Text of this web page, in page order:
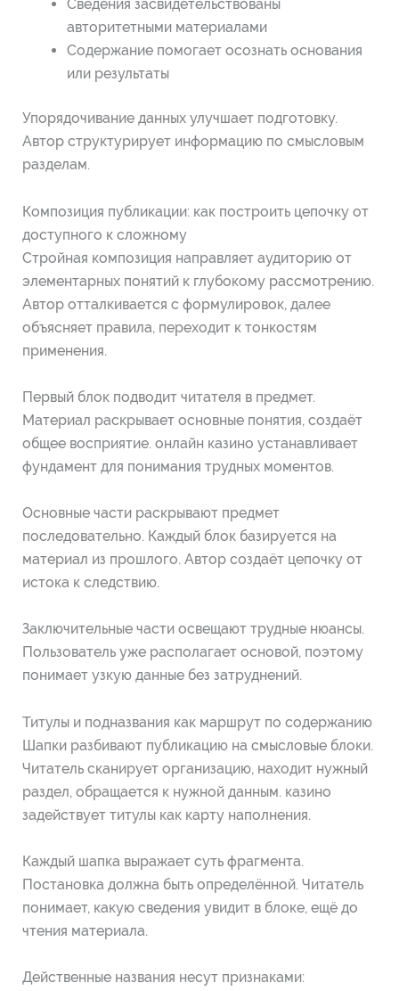
Сведения засвидетельствованы
авторитетными материалами
Содержание помогает осознать основания
или результаты
Упорядочивание данных улучшает подготовку.
Автор структурирует информацию по смысловым
разделам.
Композиция публикации: как построить цепочку от
доступного к сложному
Стройная композиция направляет аудиторию от
элементарных понятий к глубокому рассмотрению.
Автор отталкивается с формулировок, далее
объясняет правила, переходит к тонкостям
применения.
Первый блок подводит читателя в предмет.
Материал раскрывает основные понятия, создаёт
общее восприятие. онлайн казино устанавливает
фундамент для понимания трудных моментов.
Основные части раскрывают предмет
последовательно. Каждый блок базируется на
материал из прошлого. Автор создаёт цепочку от
истока к следствию.
Заключительные части освещают трудные нюансы.
Пользователь уже располагает основой, поэтому
понимает узкую данные без затруднений.
Титулы и подназвания как маршрут по содержанию
Шапки разбивают публикацию на смысловые блоки.
Читатель сканирует организацию, находит нужный
раздел, обращается к нужной данным. казино
задействует титулы как карту наполнения.
Каждый шапка выражает суть фрагмента.
Постановка должна быть определённой. Читатель
понимает, какую сведения увидит в блоке, ещё до
чтения материала.
Действенные названия несут признаками: